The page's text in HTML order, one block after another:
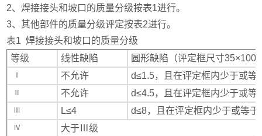
2、焊接接头和坡口的质量分级按表1进行。
3、其他部件的质量分级评定按表2进行。
表1 焊接接头和坡口的质量分级
等级
线性缺陷 圆形缺陷（评定框尺寸35×100
Ⅰ 不允许 d≤1.5，且在评定框内少于或等
Ⅱ 不允许 d≤4.5，且在评定框内少于或等
Ⅲ L≤4 d≤8，且在评定框内少于或等于
Ⅳ
大于Ⅲ级